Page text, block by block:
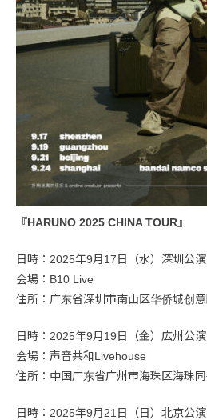
『HARUNO 2025 CHINA TOUR』
日時：2025年9月17日（水）深圳公演
会場：B10 Live
住所：广东省深圳市南山区华侨城创
日時：2025年9月19日（金）広州公演
会場：声音共和Livehouse
住所：中国广东省广州市海珠区海珠
日時：2025年9月21日（日）北京公演